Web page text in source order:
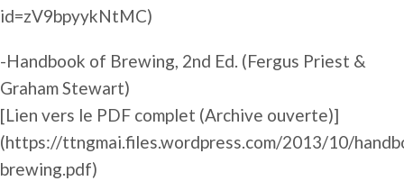
id=zV9bpyykNtMC)
-Handbook of Brewing, 2nd Ed. (Fergus Priest &
Graham Stewart)
[Lien vers le PDF complet (Archive ouverte)]
(https://ttngmai.files.wordpress.com/2013/10/
brewing.pdf)